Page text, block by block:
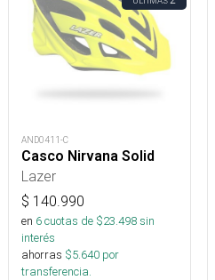
AND0411-C
Casco Nirvana Solid
Lazer
$ 140.990
en 6cuotas de $23.498sin
interés
ahorras $5.640 por
transferencia.